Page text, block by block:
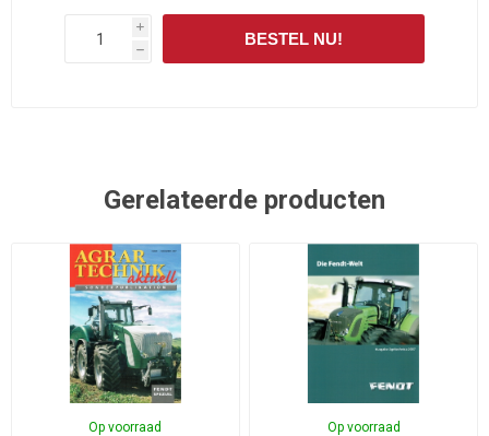
i
h
BESTEL NU!
Gerelateerde producten
Op voorraad Op voorraad